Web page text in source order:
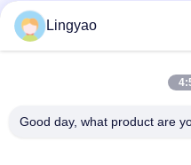
Lingyao
Good day, what product are